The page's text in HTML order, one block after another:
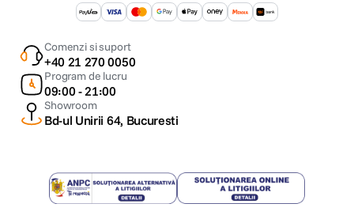
Comenzi si suport
+40 21 270 0050
Program de lucru
09:00 - 21:00
Showroom
Bd-ul Unirii 64, Bucuresti